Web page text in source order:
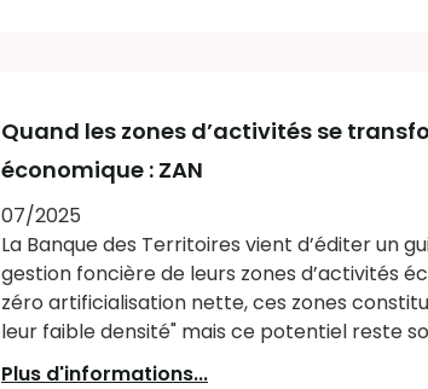
Quand les zones d’activités se
économique : ZAN
07/2025
La Banque des Territoires vient d’éditer un
gestion foncière de leurs zones d’activités
zéro artificialisation nette, ces zones
leur faible densité" mais ce potentiel reste
Plus d'informations...